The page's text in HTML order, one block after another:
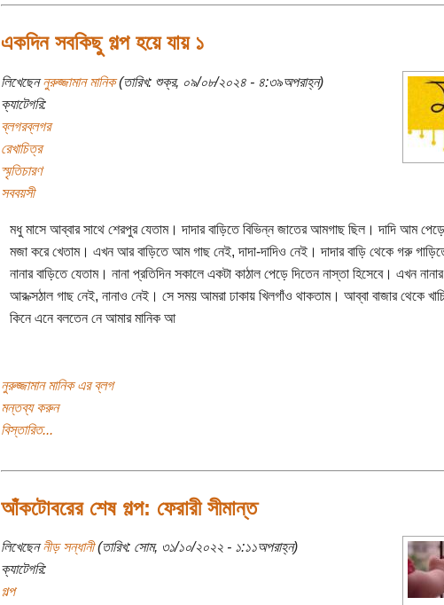
একদিন সবকিছু গল্প হয়ে যায় ১
লিখেছেননুরুজ্জামান মানিক(তারিখ: শুক্র, ০৯/০৮/২০২৪ - ৪:৩৯অপরাহ্ন)
ক্যাটেগরি:
ব্লগরব্লগর
রেখাচিত্র
স্মৃতিচারণ
সববয়সী
মধু মাসে আব্বার সাথে শেরপুর যেতাম। দাদার বাড়িতে বিভিন্ন জাতের আমগাছ ছিল। দাদি আম
মজা করে খেতাম। এখন আর বাড়িতে আম গাছ নেই, দাদা-দাদিও নেই। দাদার বাড়ি থেকে গরু
নানার বাড়িতে যেতাম। নানা প্রতিদিন সকালে একটা কাঠাল পেড়ে দিতেন নাস্তা হিসেবে। এখন
আর ক্সঠাল গাছ নেই, নানাও নেই। সে সময় আমরা ঢাকায় খিলগাঁও থাকতাম। আব্বা বাজার থেকে
কিনে এনে বলতেন নে আমার মানিক আ
নুরুজ্জামান মানিক এর ব্লগ
মন্তব্য করুন
বিস্তারিত...
আঁকটোবরের শেষ গল্প: ফেরারী সীমান্ত
লিখেছেননীড় সন্ধানী(তারিখ: সোম, ৩১/১০/২০২২ - ১:১১অপরাহ্ন)
ক্যাটেগরি:
গল্প